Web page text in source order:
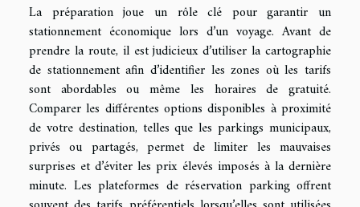
La préparation joue un rôle clé pour garantir un
stationnement économique lors d’un voyage. Avant de
prendre la route, il est judicieux d’utiliser la cartographie
de stationnement afin d’identifier les zones où les tarifs
sont abordables ou même les horaires de gratuité.
Comparer les différentes options disponibles à proximité
de votre destination, telles que les parkings municipaux,
privés ou partagés, permet de limiter les mauvaises
surprises et d’éviter les prix élevés imposés à la dernière
minute. Les plateformes de réservation parking offrent